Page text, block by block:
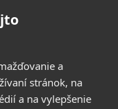
a
stránok, na
a na vylepšenie
informovaný o